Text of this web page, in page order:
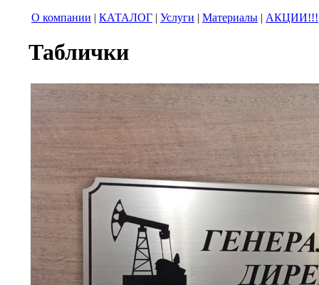
О компании | КАТАЛОГ | Услуги | Материалы | АКЦИИ!!!
Таблички